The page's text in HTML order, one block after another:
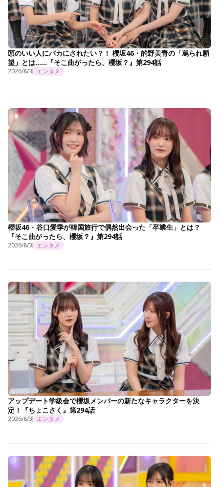
頭のいい人にバカにされたい？！ 櫻坂46・的野美青の「罵られ願
望」とは……『そこ曲がったら、櫻坂？』第294話
2026/8/3 エンタメ
櫻坂46・谷口愛季が韓国旅行で偶然出会った「卒業生」とは？
『そこ曲がったら、櫻坂？』第294話
2026/8/3 エンタメ
アップデート学級会で櫻坂メンバーの新たなキャラクターを決
定！『ちょこさく』第294話
2026/8/3 エンタメ